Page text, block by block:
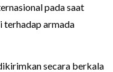
pada saat
terhadap armada
secara berkala